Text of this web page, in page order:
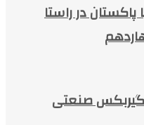
در راستا
گیربکس صنعتی